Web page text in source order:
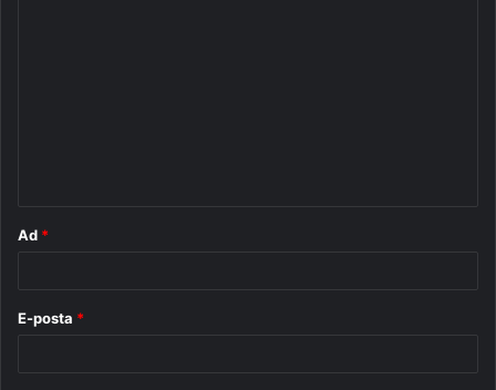
Ad *
E-posta *